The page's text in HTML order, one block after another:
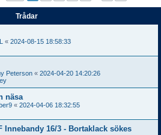
Trådar
« 2024-08-15 18:58:33
Peterson « 2024-04-20 14:20:26
näsa
« 2024-04-06 18:32:55
Innebandy 16/3 - Bortaklack sökes